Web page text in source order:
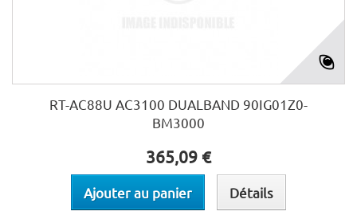
RT-AC88U AC3100 DUALBAND 90IG01Z0-
BM3000
365,09 €
Ajouter au panier Détails